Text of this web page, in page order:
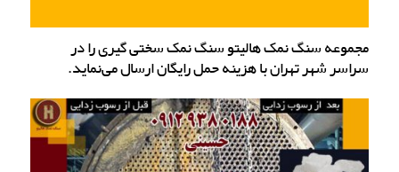
مجموعه سنگ نمک هالیتو سنگ نمک سختی گیری را در
سراسر شهر تهران با هزینه حمل رایگان ارسال می‌نماید.